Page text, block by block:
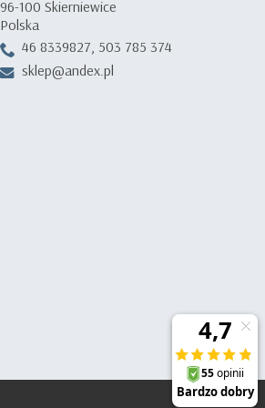
96-100 Skierniewice
Polska
46 8339827, 503 785 374
sklep@andex.pl